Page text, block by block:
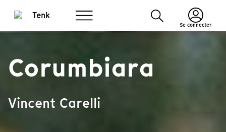
Se connecter
Corumbiara
Vincent Carelli